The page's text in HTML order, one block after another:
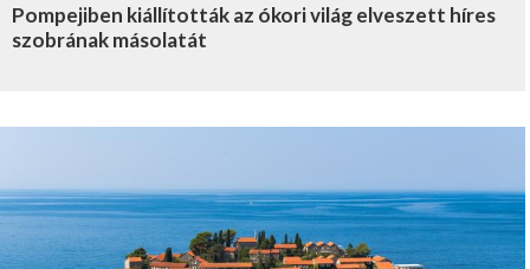
Pompejiben kiállították az ókori világ elveszett híres
szobrának másolatát